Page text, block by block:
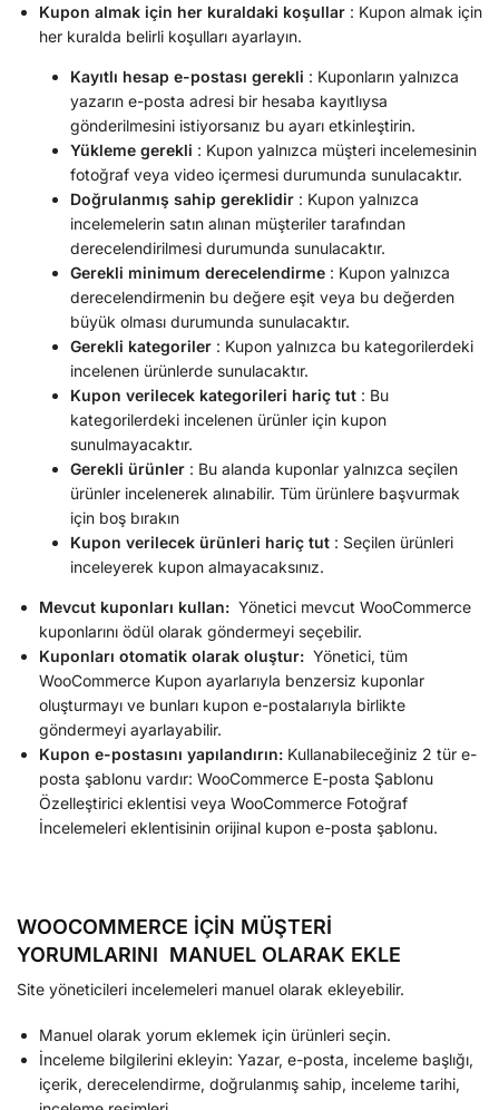
Kupon almak için her kuraldaki koşullar : Kupon almak için
her kuralda belirli koşulları ayarlayın.
Kayıtlı hesap e-postası gerekli : Kuponların yalnızca
yazarın e-posta adresi bir hesaba kayıtlıysa
gönderilmesini istiyorsanız bu ayarı etkinleştirin.
Yükleme gerekli : Kupon yalnızca müşteri incelemesinin
fotoğraf veya video içermesi durumunda sunulacaktır.
Doğrulanmış sahip gereklidir : Kupon yalnızca
incelemelerin satın alınan müşteriler tarafından
derecelendirilmesi durumunda sunulacaktır.
Gerekli minimum derecelendirme : Kupon yalnızca
derecelendirmenin bu değere eşit veya bu değerden
büyük olması durumunda sunulacaktır.
Gerekli kategoriler : Kupon yalnızca bu kategorilerdeki
incelenen ürünlerde sunulacaktır.
Kupon verilecek kategorileri hariç tut : Bu
kategorilerdeki incelenen ürünler için kupon
sunulmayacaktır.
Gerekli ürünler : Bu alanda kuponlar yalnızca seçilen
ürünler incelenerek alınabilir. Tüm ürünlere başvurmak
için boş bırakın
Kupon verilecek ürünleri hariç tut : Seçilen ürünleri
inceleyerek kupon almayacaksınız.
Mevcut kuponları kullan: Yönetici mevcut WooCommerce
kuponlarını ödül olarak göndermeyi seçebilir.
Kuponları otomatik olarak oluştur: Yönetici, tüm
WooCommerce Kupon ayarlarıyla benzersiz kuponlar
oluşturmayı ve bunları kupon e-postalarıyla birlikte
göndermeyi ayarlayabilir.
Kupon e-postasını yapılandırın: Kullanabileceğiniz 2 tür e-
posta şablonu vardır: WooCommerce E-posta Şablonu
Özelleştirici eklentisi veya WooCommerce Fotoğraf
İncelemeleri eklentisinin orijinal kupon e-posta şablonu.
WOOCOMMERCE İÇİN MÜŞTERİ
YORUMLARINI MANUEL OLARAK EKLE
Site yöneticileri incelemeleri manuel olarak ekleyebilir.
Manuel olarak yorum eklemek için ürünleri seçin.
İnceleme bilgilerini ekleyin: Yazar, e-posta, inceleme başlığı,
içerik, derecelendirme, doğrulanmış sahip, inceleme tarihi,